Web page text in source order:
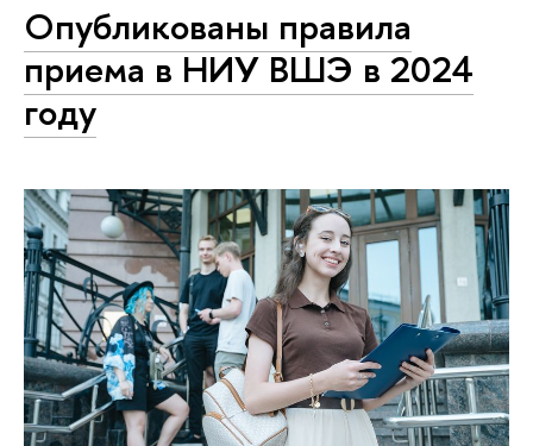
Опубликованы правила
приема в НИУ ВШЭ в 2024
году